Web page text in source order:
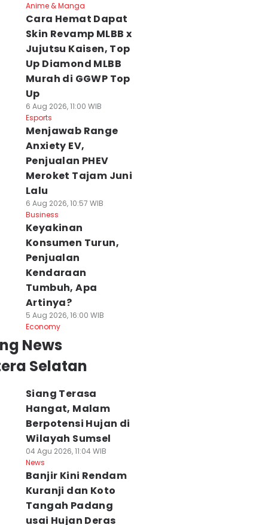
Anime & Manga
Cara Hemat Dapat
Skin Revamp MLBB x
Jujutsu Kaisen, Top
Up Diamond MLBB
Murah di GGWP Top
Up
6 Aug 2026, 11:00 WIB
Esports
Menjawab Range
Anxiety EV,
Penjualan PHEV
Meroket Tajam Juni
Lalu
6 Aug 2026, 10:57 WIB
Business
Keyakinan
Konsumen Turun,
Penjualan
Kendaraan
Tumbuh, Apa
Artinya?
5 Aug 2026, 16:00 WIB
Economy
News
Selatan
Siang Terasa
Hangat, Malam
Berpotensi Hujan di
Wilayah Sumsel
04 Agu 2026, 11:04 WIB
News
Banjir Kini Rendam
Kuranji dan Koto
Tangah Padang
usai Hujan Deras